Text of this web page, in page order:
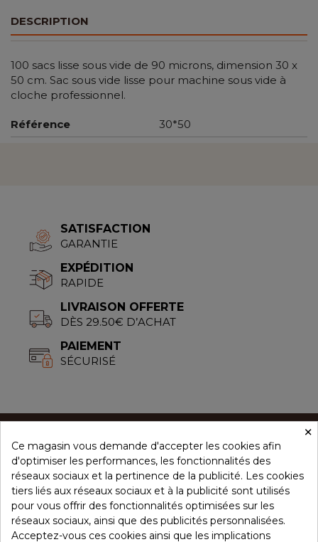
DESCRIPTION
100 sacs lisse sous vide de 90 microns, dimension 30 x
50 cm. Sac sous vide lisse pour machine sous vide à
cloche professionnel.
Référence 30*50
SATISFACTION
GARANTIE
EXPÉDITION
RAPIDE
LIVRAISON OFFERTE
DÈS 29.50€ D’ACHAT
PAIEMENT
SÉCURISÉ
CONCEPT ÉPICES
NOS PRODUITS
×
Ce magasin vous demande d'accepter les cookies afin
d'optimiser les performances, les fonctionnalités des
réseaux sociaux et la pertinence de la publicité. Les cookies
tiers liés aux réseaux sociaux et à la publicité sont utilisés
pour vous offrir des fonctionnalités optimisées sur les
réseaux sociaux, ainsi que des publicités personnalisées.
Acceptez-vous ces cookies ainsi que les implications